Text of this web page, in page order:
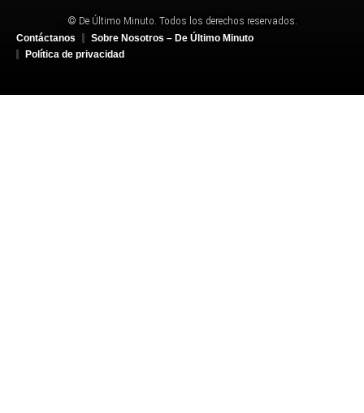
© De Último Minuto. Todos los derechos reservados.
Contáctanos
Sobre Nosotros – De Último Minuto
Política de privacidad